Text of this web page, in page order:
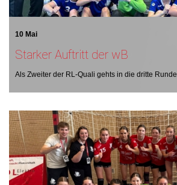
10 Mai
Starker Auftritt der wB
Als Zweiter der RL-Quali gehts in die dritte Runde